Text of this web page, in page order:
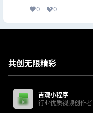
0 0
共创无限精彩
吉观小程序
行业优质视频创作者